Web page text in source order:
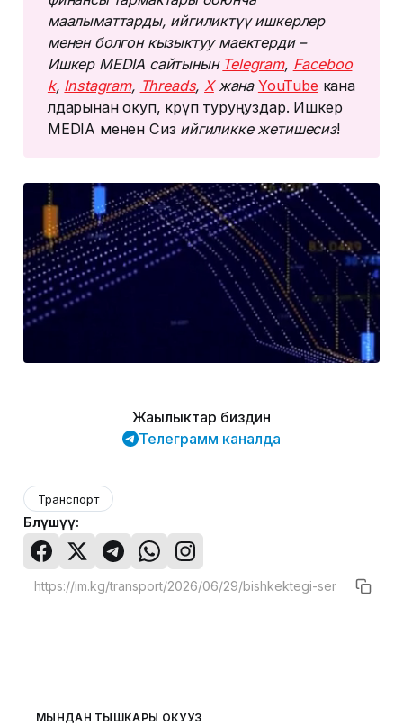
маалыматтарды, ийгиликтүү ишкерлер
менен болгон кызыктуу маектерди –
Ишкер MEDIA сайтынын Telegram, Faceboo
k, Instagram, Threads, Х жана YouTube кана
лдарынан окуп, көрүп туруңуздар. Ишкер
MEDIA менен Сиз ийгиликке жетишесиз!
Жаңылыктар биздин
Телеграмм каналда
Транспорт
Бөлүшүү:
МЫНДАН ТЫШКАРЫ ОКУҢУЗ